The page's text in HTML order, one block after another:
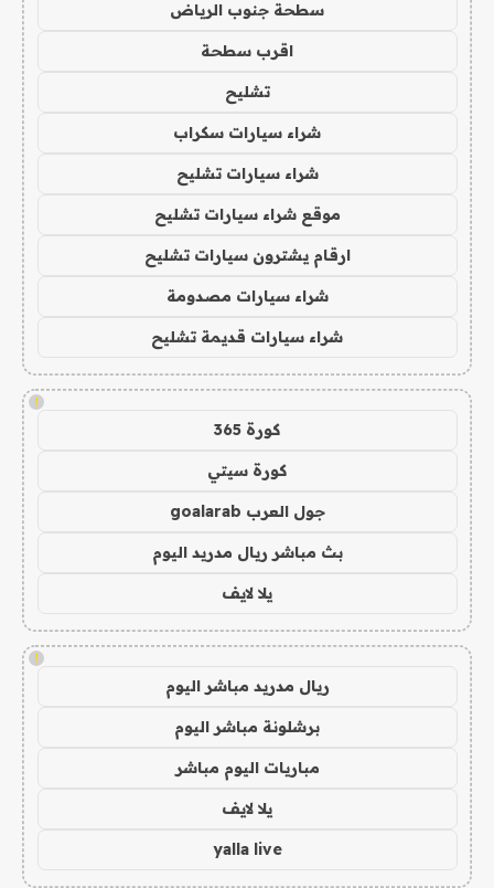
سطحة جنوب الرياض
اقرب سطحة
تشليح
شراء سيارات سكراب
شراء سيارات تشليح
موقع شراء سيارات تشليح
ارقام يشترون سيارات تشليح
شراء سيارات مصدومة
شراء سيارات قديمة تشليح
!
كورة 365
كورة سيتي
جول العرب goalarab
بث مباشر ريال مدريد اليوم
يلا لايف
!
ريال مدريد مباشر اليوم
برشلونة مباشر اليوم
مباريات اليوم مباشر
يلا لايف
yalla live